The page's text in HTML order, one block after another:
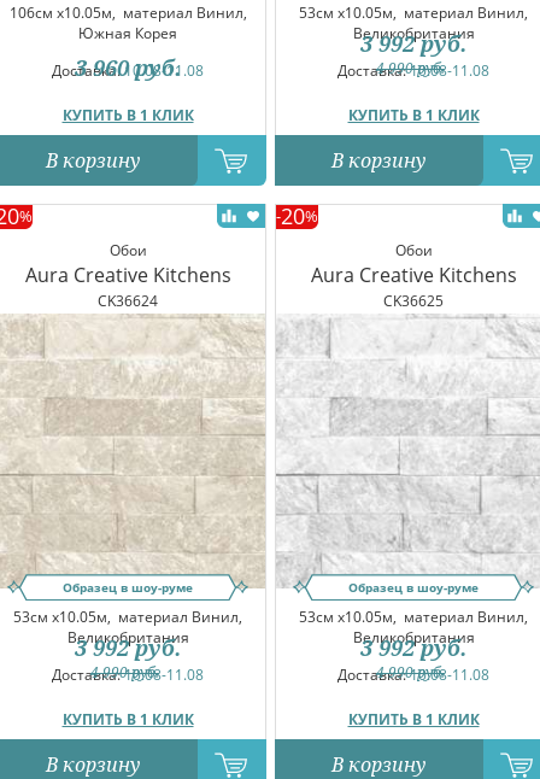
106см x10.05м, материал Винил,
Южная Корея
Доставка:10.08-11.08
КУПИТЬ В 1 КЛИК
3 960 руб.
В корзину
53см x10.05м, материал Винил,
Великобритания
Доставка:10.08-11.08
КУПИТЬ В 1 КЛИК
4 990руб.
3 992 руб.
В корзину
Обои
Aura Creative Kitchens
CK36624
%
Образец в шоу-руме
53см x10.05м, материал Винил,
Великобритания
Доставка:10.08-11.08
КУПИТЬ В 1 КЛИК
4 990руб.
3 992 руб.
В корзину
Обои
Aura Creative Kitchens
CK36625
-20%
Образец в шоу-руме
53см x10.05м, материал Винил,
Великобритания
Доставка:10.08-11.08
КУПИТЬ В 1 КЛИК
4 990руб.
3 992 руб.
В корзину